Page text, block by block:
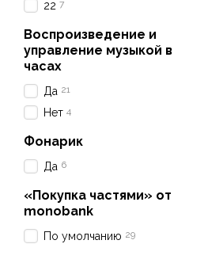
22 7
Воспроизведение и
управление музыкой в
часах
Да 21
Нет 4
Фонарик
Да 6
«Покупка частями» от
monobank
По умолчанию 29